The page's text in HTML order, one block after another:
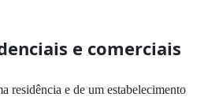
e comerciais
residência e de um estabelecimento